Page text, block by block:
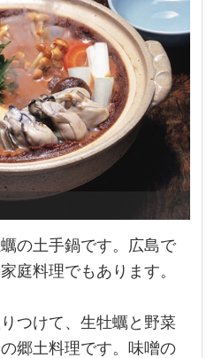
の土手鍋です。広島で
庭料理でもあります。
つけて、生牡蠣と野菜
郷土料理です。味噌の